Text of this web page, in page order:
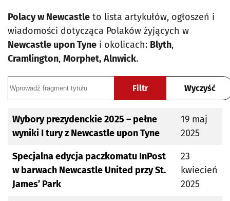
Polacy w Newcastle to lista artykułów, ogłoszeń i
wiadomości dotycząca Polaków żyjących w
Newcastle upon Tyne i okolicach: Blyth,
Cramlington, Morphet, Alnwick.
Filtr Wyczyść
Tytuł Data publikacji
Wybory prezydenckie 2025 – pełne
wyniki I tury z Newcastle upon Tyne
19 maj
2025
Specjalna edycja paczkomatu InPost
w barwach Newcastle United przy St.
James’ Park
23
kwiecień
2025